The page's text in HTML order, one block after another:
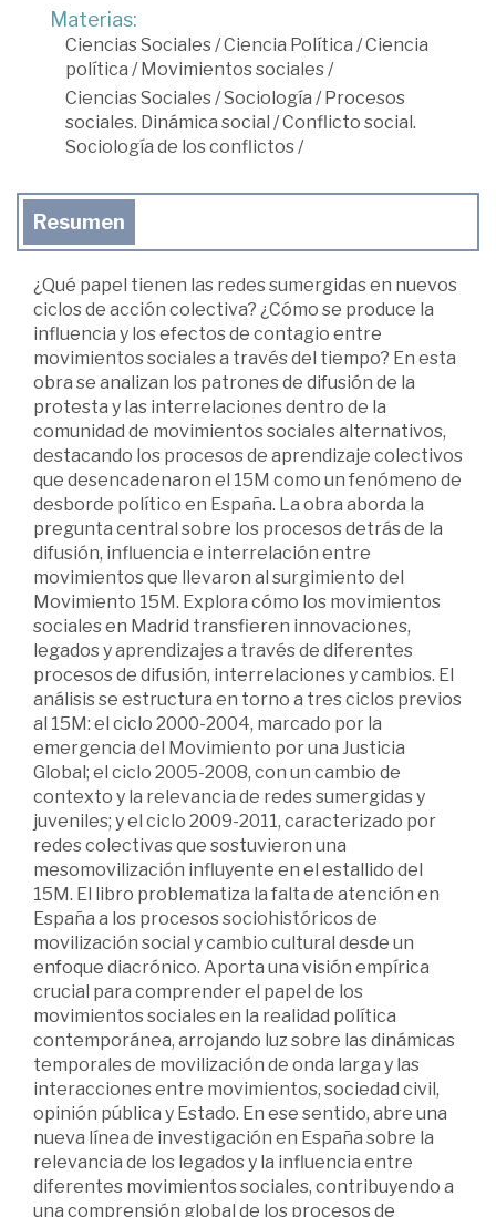
Materias:
Ciencias Sociales /Ciencia Política /Ciencia
política /Movimientos sociales /
Ciencias Sociales /Sociología /Procesos
sociales. Dinámica social /Conflicto social.
Sociología de los conflictos /
Resumen
¿Qué papel tienen las redes sumergidas en nuevos
ciclos de acción colectiva? ¿Cómo se produce la
influencia y los efectos de contagio entre
movimientos sociales a través del tiempo? En esta
obra se analizan los patrones de difusión de la
protesta y las interrelaciones dentro de la
comunidad de movimientos sociales alternativos,
destacando los procesos de aprendizaje colectivos
que desencadenaron el 15M como un fenómeno de
desborde político en España. La obra aborda la
pregunta central sobre los procesos detrás de la
difusión, influencia e interrelación entre
movimientos que llevaron al surgimiento del
Movimiento 15M. Explora cómo los movimientos
sociales en Madrid transfieren innovaciones,
legados y aprendizajes a través de diferentes
procesos de difusión, interrelaciones y cambios. El
análisis se estructura en torno a tres ciclos previos
al 15M: el ciclo 2000-2004, marcado por la
emergencia del Movimiento por una Justicia
Global; el ciclo 2005-2008, con un cambio de
contexto y la relevancia de redes sumergidas y
juveniles; y el ciclo 2009-2011, caracterizado por
redes colectivas que sostuvieron una
mesomovilización influyente en el estallido del
15M. El libro problematiza la falta de atención en
España a los procesos sociohistóricos de
movilización social y cambio cultural desde un
enfoque diacrónico. Aporta una visión empírica
crucial para comprender el papel de los
movimientos sociales en la realidad política
contemporánea, arrojando luz sobre las dinámicas
temporales de movilización de onda larga y las
interacciones entre movimientos, sociedad civil,
opinión pública y Estado. En ese sentido, abre una
nueva línea de investigación en España sobre la
relevancia de los legados y la influencia entre
diferentes movimientos sociales, contribuyendo a
una comprensión global de los procesos de